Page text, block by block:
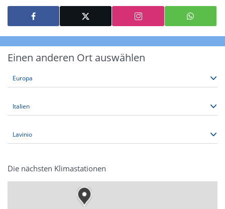
Einen anderen Ort auswählen
Die nächsten Klimastationen